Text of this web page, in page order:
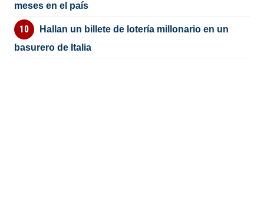
meses en el país
Hallan un billete de lotería millonario en un
basurero de Italia